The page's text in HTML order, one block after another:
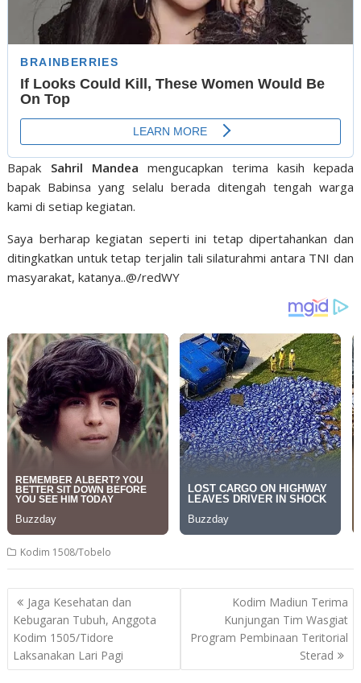
Bapak Sahril Mandea mengucapkan terima kasih kepada
bapak Babinsa yang selalu berada ditengah tengah warga
kami di setiap kegiatan.
Saya berharap kegiatan seperti ini tetap dipertahankan dan
ditingkatkan untuk tetap terjalin tali silaturahmi antara TNI dan
masyarakat, katanya..@/redWY
Kodim 1508/Tobelo
Post
navigation
Jaga Kesehatan dan
Kebugaran Tubuh, Anggota
Kodim 1505/Tidore
Laksanakan Lari Pagi
Kodim Madiun Terima
Kunjungan Tim Wasgiat
Program Pembinaan Teritorial
Sterad